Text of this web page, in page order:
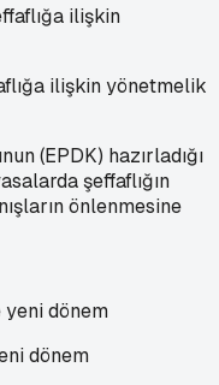
ilişkin yönetmelik
(EPDK) hazırladığı
şeffaflığın
önlenmesine
dönem